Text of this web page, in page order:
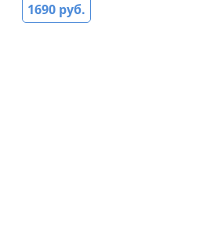
1690 руб.